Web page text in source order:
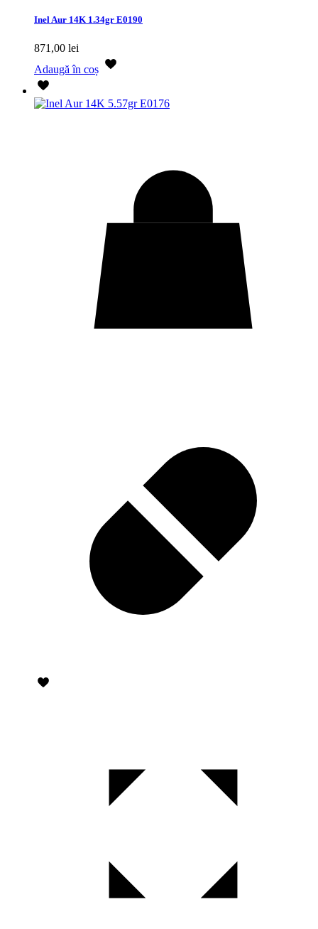
Inel Aur 14K 1.34gr E0190
871,00 lei
Adaugă în coș